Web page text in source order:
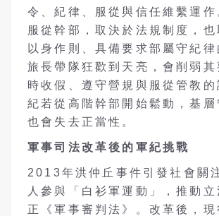
令、紀律、服從與信任維繫運作
服從幹部，取決於法規制度，也
以身作則、具備要求部屬守紀律
旅長帶隊狂歡到天亮，會削弱其
時收假、遵守營規與服從管教的
紀若從高階幹部開始鬆動，基層
也會失去正當性。
軍事司法改革後的軍紀挑戰
2013年洪仲丘事件引發社會關
人參與「白衫軍運動」，推動立
正《軍事審判法》。改革後，現